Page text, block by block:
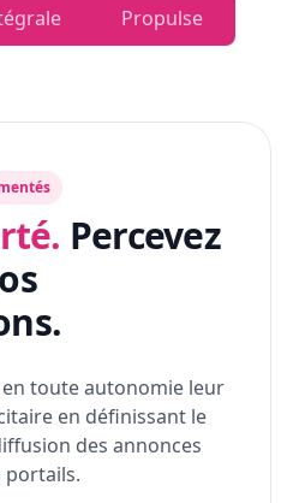
Propulse
Percevez
toute autonomie leur
en définissant le
des annonces
portails.